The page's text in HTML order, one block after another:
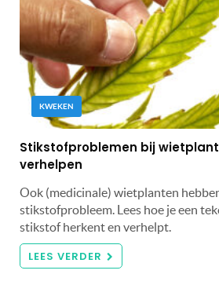
KWEKEN
Stikstofproblemen bij
verhelpen
Ook (medicinale) wietplanten
stikstofprobleem. Lees hoe je een
stikstof herkent en verhelpt.
LEES VERDER